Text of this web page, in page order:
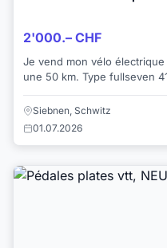
2'000.– CHF
Je vend mon vélo
une 50 km. Type fullseven
Siebnen, Schwitz
01.07.2026